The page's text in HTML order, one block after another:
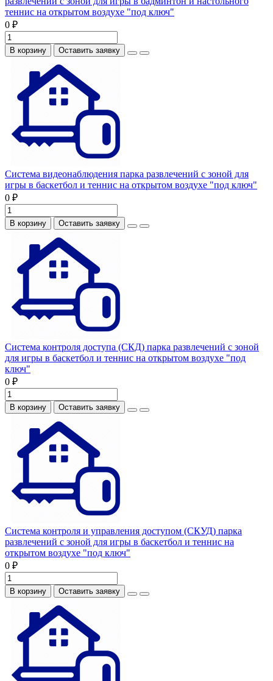
теннис на открытом воздухе "под ключ"
0 ₽
В корзину Оставить заявку
Система видеонаблюдения парка развлечений с зоной для
игры в баскетбол и теннис на открытом воздухе "под ключ"
0 ₽
В корзину Оставить заявку
Система контроля доступа (СКД) парка развлечений с зоной
для игры в баскетбол и теннис на открытом воздухе "под
ключ"
0 ₽
В корзину Оставить заявку
Система контроля и управления доступом (СКУД) парка
развлечений с зоной для игры в баскетбол и теннис на
открытом воздухе "под ключ"
0 ₽
В корзину Оставить заявку